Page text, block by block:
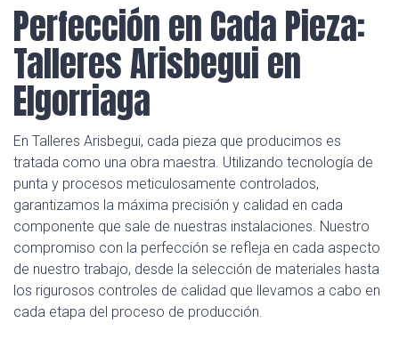
Perfección en Cada Pieza:
Talleres Arisbegui en
Elgorriaga
En Talleres Arisbegui, cada pieza que producimos es
tratada como una obra maestra. Utilizando tecnología de
punta y procesos meticulosamente controlados,
garantizamos la máxima precisión y calidad en cada
componente que sale de nuestras instalaciones. Nuestro
compromiso con la perfección se refleja en cada aspecto
de nuestro trabajo, desde la selección de materiales hasta
los rigurosos controles de calidad que llevamos a cabo en
cada etapa del proceso de producción.